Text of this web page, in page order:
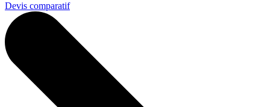
Devis comparatif